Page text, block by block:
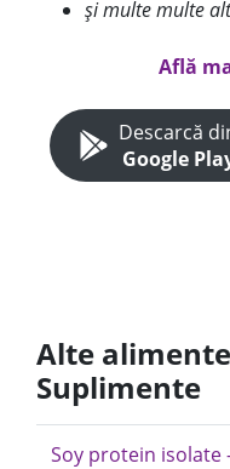
și multe multe
Află
Descarcă
Google
Alte
Suplimente
Soy protein isolate